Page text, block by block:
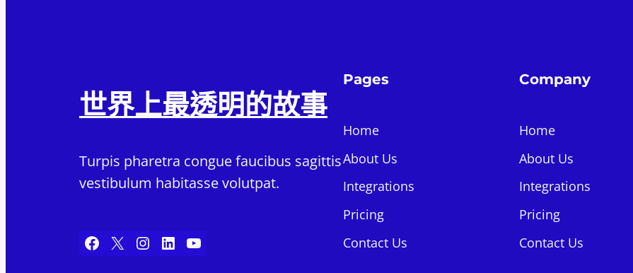
世界上最透明的故事
Turpis pharetra congue faucibus sagittis
vestibulum habitasse volutpat.
Facebook X Instagram LinkedIn YouTube
Pages
Home
About Us
Integrations
Pricing
Contact Us
Company
Home
About Us
Integrations
Pricing
Contact Us